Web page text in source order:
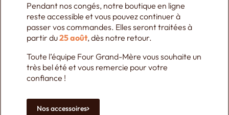
Accélérateur de
tirage pour
cheminée
1837,85€
Porte Isolante
Ouv. 50 cm
Pendant nos congés, notre boutique en ligne
reste accessible et vous pouvez continuer à
passer vos commandes. Elles seront traitées à
partir du25 août, dès notre retour.
Toute l’équipe Four Grand-Mère vous souhaite un
très bel été et vous remercie pour votre
confiance !
Nos accessoires